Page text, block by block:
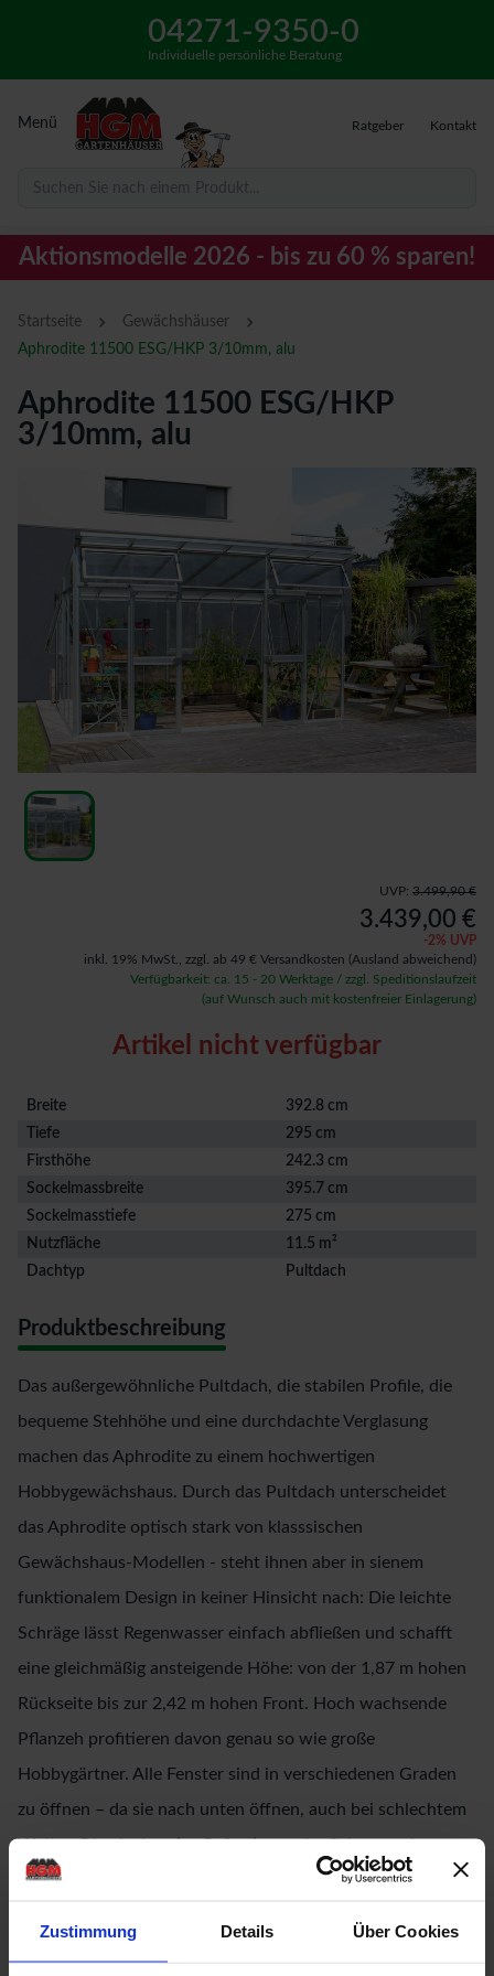
Zustimmung Details Über Cookies
04271-9350-0
Individuelle persönliche Beratung
Menü Ratgeber Kontakt
Suchen Sie nach einem Produkt...
Aktionsmodelle 2026 - bis zu 60 % sparen!
Startseite › Gewächshäuser ›
Aphrodite 11500 ESG/HKP 3/10mm, alu
Aphrodite 11500 ESG/HKP
3/10mm, alu
UVP: 3.499,90 €
3.439,00 €
-2% UVP
inkl. 19% MwSt., zzgl. ab 49 € Versandkosten (Ausland abweichend)
Verfügbarkeit: ca. 15 - 20 Werktage / zzgl. Speditionslaufzeit
(auf Wunsch auch mit kostenfreier Einlagerung)
Artikel nicht verfügbar
Breite
392.8 cm
Tiefe
295 cm
Firsthöhe
242.3 cm
Sockelmassbreite
395.7 cm
Sockelmasstiefe
275 cm
Nutzfläche
11.5 m²
Dachtyp
Pultdach
Produktbeschreibung
Das außergewöhnliche Pultdach, die stabilen Profile, die
bequeme Stehhöhe und eine durchdachte Verglasung
machen das Aphrodite zu einem hochwertigen
Hobbygewächshaus. Durch das Pultdach unterscheidet
das Aphrodite optisch stark von klasssischen
Gewächshaus-Modellen - steht ihnen aber in sienem
funktionalem Design in keiner Hinsicht nach: Die leichte
Schräge lässt Regenwasser einfach abfließen und schafft
eine gleichmäßig ansteigende Höhe: von der 1,87 m hohen
Rückseite bis zur 2,42 m hohen Front. Hoch wachsende
Pflanzeh profitieren davon genau so wie große
Hobbygärtner. Alle Fenster sind in verschiedenen Graden
zu öffnen – da sie nach unten öffnen, auch bei schlechtem
Wetter. Die einzigartige Befestigung der Seitenverglasung
erfolgt durch Doppelrahmenprofile: Abdeckleisten aus